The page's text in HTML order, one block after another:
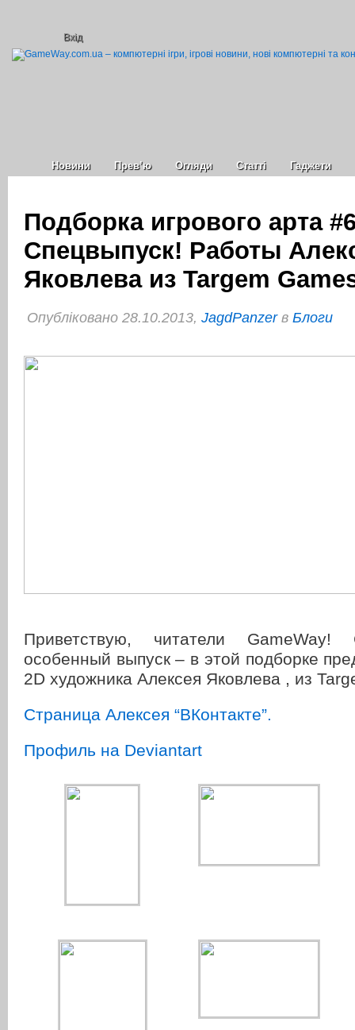
Вхід
Новини Прев’ю Огляди Статті Гаджети
Подборка игрового арта
Спецвыпуск! Работы
Яковлева из Targem
Опубліковано 28.10.2013, JagdPanzerв Блоги
Приветствую, читатели
особенный выпуск – в этой подборке
2D художника Алексея Яковлева , из
Страница Алексея “ВКонтакте”.
Профиль на Deviantart